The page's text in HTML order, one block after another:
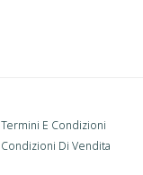
Termini E Condizioni
Condizioni Di Vendita